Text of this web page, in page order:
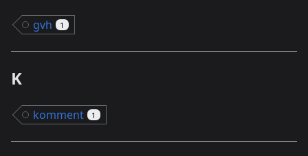
gvh 1
K
komment 1